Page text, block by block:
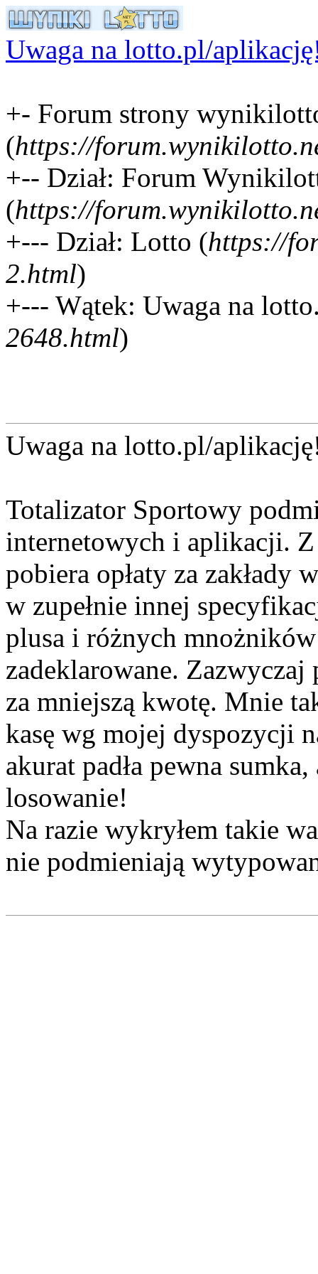
Uwaga na lotto.pl/
+- Forum strony
(https://
+-- Dział: Forum
(https://
+--- Dział: Lotto (https://
2.html)
+--- Wątek: Uwaga na
2648.html)
Uwaga na lotto.pl/
Totalizator Sportowy
internetowych i aplikacji.
pobiera opłaty za zakłady
w zupełnie innej
plusa i różnych
zadeklarowane.
za mniejszą kwotę. Mnie
kasę wg mojej dyspozycji
akurat padła pewna
losowanie!
Na razie wykryłem takie
nie podmieniają